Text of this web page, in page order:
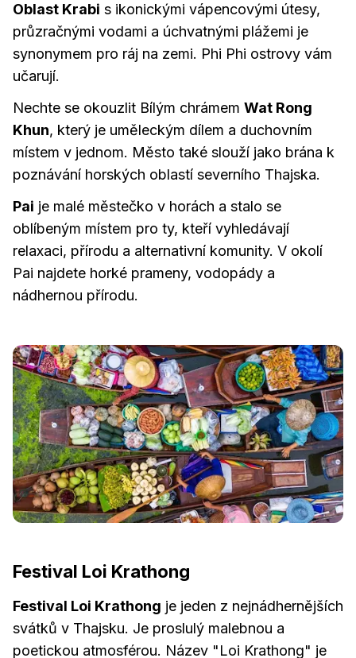
Oblast Krabi s ikonickými vápencovými útesy,
průzračnými vodami a úchvatnými plážemi je
synonymem pro ráj na zemi. Phi Phi ostrovy vám
učarují.
Nechte se okouzlit Bílým chrámem Wat Rong
Khun, který je uměleckým dílem a duchovním
místem v jednom. Město také slouží jako brána k
poznávání horských oblastí severního Thajska.
Pai je malé městečko v horách a stalo se
oblíbeným místem pro ty, kteří vyhledávají
relaxaci, přírodu a alternativní komunity. V okolí
Pai najdete horké prameny, vodopády a
nádhernou přírodu.
Festival Loi Krathong
Festival Loi Krathong je jeden z nejnádhernějších
svátků v Thajsku. Je proslulý malebnou a
poetickou atmosférou. Název "Loi Krathong" je